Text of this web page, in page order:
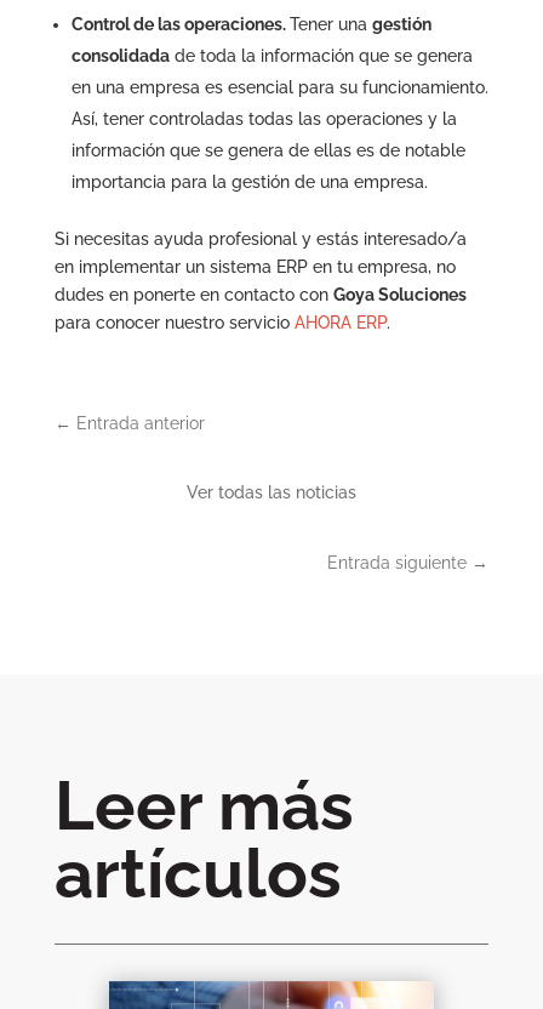
Control de las operaciones.Tener una gestión
consolidadade toda la información que se genera
en una empresa es esencial para su funcionamiento.
Así, tener controladas todas las operaciones y la
información que se genera de ellas es de notable
importancia para la gestión de una empresa.
Si necesitas ayuda profesional y estás interesado/a
en implementar un sistema ERP en tu empresa, no
dudes en ponerte en contacto con Goya Soluciones
para conocer nuestro servicio AHORA ERP.
← Entrada anterior
Ver todas las noticias
Entrada siguiente →
Leer más
artículos